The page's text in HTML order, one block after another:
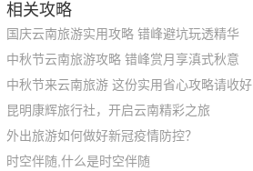
相关攻略
国庆云南旅游实用攻略 错峰避坑玩透精华
中秋节云南旅游攻略 错峰赏月享滇式秋意
中秋节来云南旅游 这份实用省心攻略请收好
昆明康辉旅行社，开启云南精彩之旅
外出旅游如何做好新冠疫情防控？
时空伴随,什么是时空伴随